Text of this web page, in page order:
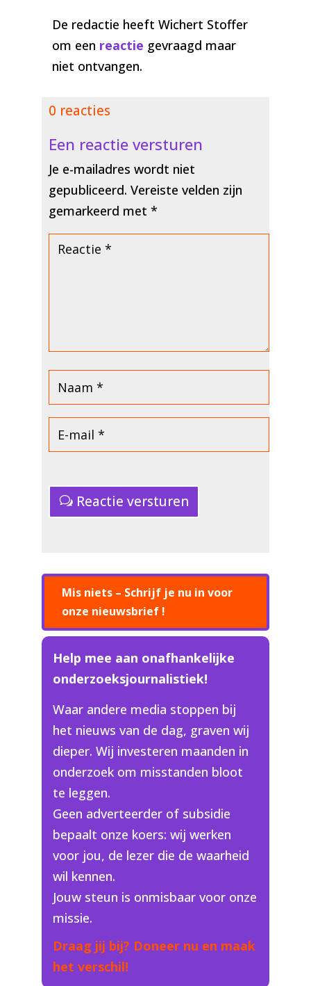
De redactie heeft Wichert Stoffer
om een reactie gevraagd maar
niet ontvangen.
0 reacties
Een reactie versturen
Je e-mailadres wordt niet
gepubliceerd. Vereiste velden zijn
gemarkeerd met *
Reactie versturen
Mis niets – Schrijf je nu in voor
onze nieuwsbrief !
Help mee aan onafhankelijke
onderzoeksjournalistiek!
Waar andere media stoppen bij
het nieuws van de dag, graven wij
dieper. Wij investeren maanden in
onderzoek om misstanden bloot
te leggen.
Geen adverteerder of subsidie
bepaalt onze koers: wij werken
voor jou, de lezer die de waarheid
wil kennen.
Jouw steun is onmisbaar voor onze
missie.
Draag jij bij? Doneer nu en maak
het verschil!